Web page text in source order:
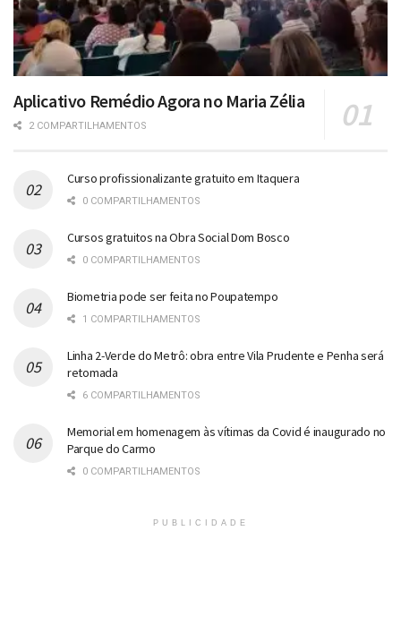
Aplicativo Remédio Agora no Maria Zélia
2 COMPARTILHAMENTOS
Curso profissionalizante gratuito em Itaquera
0 COMPARTILHAMENTOS
Cursos gratuitos na Obra Social Dom Bosco
0 COMPARTILHAMENTOS
Biometria pode ser feita no Poupatempo
1 COMPARTILHAMENTOS
Linha 2-Verde do Metrô: obra entre Vila Prudente e Penha será
retomada
6 COMPARTILHAMENTOS
Memorial em homenagem às vítimas da Covid é inaugurado no
Parque do Carmo
0 COMPARTILHAMENTOS
PUBLICIDADE